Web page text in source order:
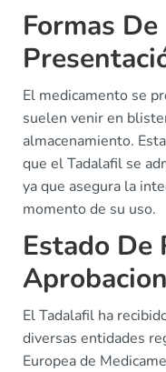
Formas
El medicamento se
suelen venir en
almacenamiento.
que el Tadalafil se
ya que asegura la
momento de su uso.
Estado De
El Tadalafil ha
diversas entidades
Europea de